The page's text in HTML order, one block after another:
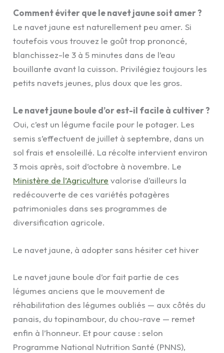
Comment éviter que le navet jaune soit amer ?
Le navet jaune est naturellement peu amer. Si
toutefois vous trouvez le goût trop prononcé,
blanchissez-le 3 à 5 minutes dans de l’eau
bouillante avant la cuisson. Privilégiez toujours les
petits navets jeunes, plus doux que les gros.
Le navet jaune boule d’or est-il facile à cultiver ?
Oui, c’est un légume facile pour le potager. Les
semis s’effectuent de juillet à septembre, dans un
sol frais et ensoleillé. La récolte intervient environ
3 mois après, soit d’octobre à novembre. Le
Ministère de l’Agriculture valorise d’ailleurs la
redécouverte de ces variétés potagères
patrimoniales dans ses programmes de
diversification agricole.
Le navet jaune, à adopter sans hésiter cet hiver
Le navet jaune boule d’or fait partie de ces
légumes anciens que le mouvement de
réhabilitation des légumes oubliés — aux côtés du
panais, du topinambour, du chou-rave — remet
enfin à l’honneur. Et pour cause : selon
Programme National Nutrition Santé (PNNS),